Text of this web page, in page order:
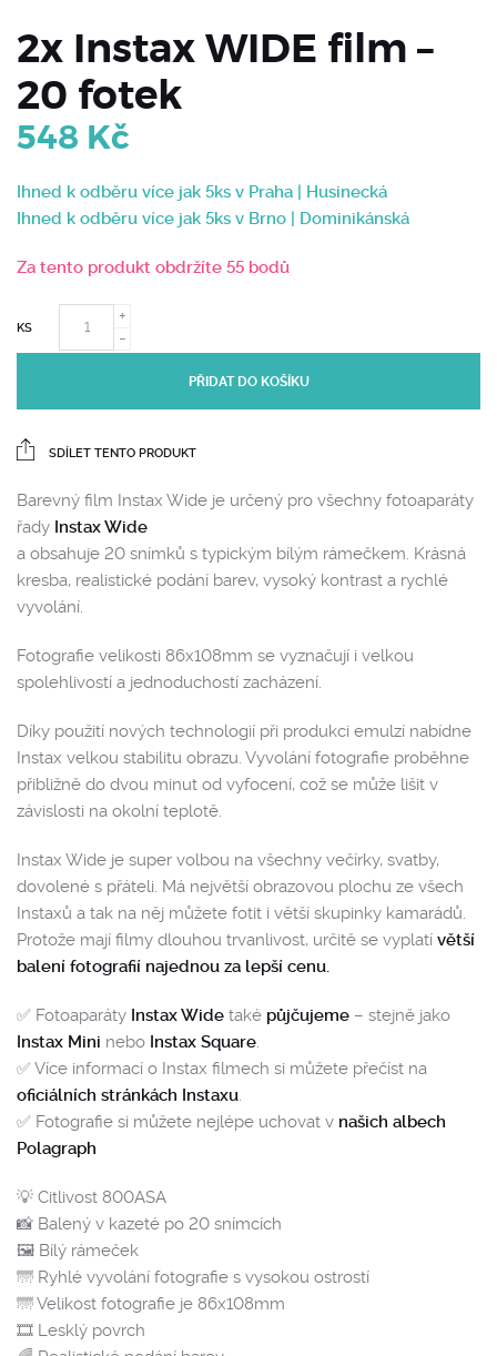
2x Instax WIDE film –
20 fotek
548 Kč
Ihned k odběru více jak 5ks v Praha | Husinecká
Ihned k odběru více jak 5ks v Brno | Dominikánská
Za tento produkt obdržíte 55 bodů
KS
PŘIDAT DO KOŠÍKU
SDÍLET TENTO PRODUKT
Barevný film Instax Wide je určený pro všechny fotoaparáty
řady Instax Wide
a obsahuje 20 snímků s typickým bílým rámečkem. Krásná
kresba, realistické podání barev, vysoký kontrast a rychlé
vyvolání.
Fotografie velikosti 86x108mm se vyznačují i velkou
spolehlivostí a jednoduchostí zacházení.
Díky použití nových technologií při produkci emulzí nabídne
Instax velkou stabilitu obrazu. Vyvolání fotografie proběhne
přibližně do dvou minut od vyfocení, což se může lišit v
závislosti na okolní teplotě.
Instax Wide je super volbou na všechny večírky, svatby,
dovolené s přáteli. Má největší obrazovou plochu ze všech
Instaxů a tak na něj můžete fotit i větší skupinky kamarádů.
Protože mají filmy dlouhou trvanlivost, určitě se vyplatí větší
balení fotografií najednou za lepší cenu.
✅ Fotoaparáty Instax Wide také půjčujeme – stejně jako
Instax Mini nebo Instax Square.
✅ Více informací o Instax filmech si můžete přečíst na
oficiálních stránkách Instaxu.
✅ Fotografie si můžete nejlépe uchovat v našich albech
Polagraph
💡 Citlivost 800ASA
📸 Balený v kazeté po 20 snímcích
🖼️ Bílý rámeček
🌁 Ryhlé vyvolání fotografie s vysokou ostrostí
🌁 Velikost fotografie je 86x108mm
🎞️ Lesklý povrch